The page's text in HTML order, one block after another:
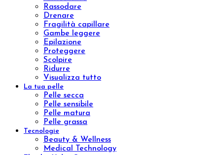
Benessere
Prodotti
Integratori
Aromaterapia
Kit
Linee
Aromatic natural oil
Aromatic sinergy
Oleum
Trattamenti
Indian Ritual
Pinda Eva
Esigenza
Nutrire
Idratare
Anti età
Effetto lifting